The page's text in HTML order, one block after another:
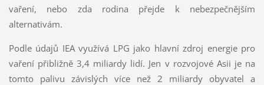
vaření, nebo zda rodina přejde k nebezpečnějším
alternativám.
Podle údajů IEA využívá LPG jako hlavní zdroj energie pro
vaření přibližně 3,4 miliardy lidí. Jen v rozvojové Asii je na
tomto palivu závislých více než 2 miliardy obyvatel a